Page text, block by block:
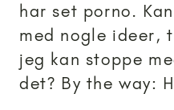
har set porno.
med nogle ideer,
jeg kan stoppe
det? By the way: